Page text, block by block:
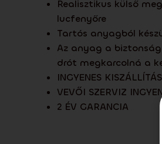
Realisztikus külső
lucfenyőre
Tartós anyagból
Az anyag a
drót megkarcolná a
INGYENES KISZÁLLÍTÁS
VEVŐI SZERVIZ
2 ÉV GARANCIA